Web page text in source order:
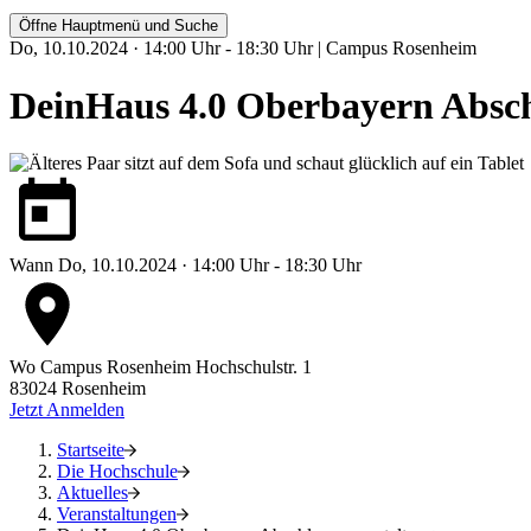
Öffne Hauptmenü und Suche
Do, 10.10.2024 · 14:00 Uhr - 18:30 Uhr | Campus Rosenheim
DeinHaus 4.0 Oberbayern
Wann Do, 10.10.2024 · 14:00 Uhr - 18:30 Uhr
Wo Campus Rosenheim Hochschulstr. 1
83024 Rosenheim
Jetzt Anmelden
Startseite
Die Hochschule
Aktuelles
Veranstaltungen